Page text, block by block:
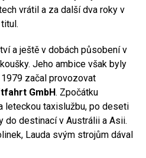
vrátil a za další dva roky v
a ještě v dobách působení v
Jeho ambice však byly
začal provozovat
GmbH. Zpočátku
leteckou taxislužbu, po deseti
do destinací v Austrálii a Asii.
Lauda svým strojům dával